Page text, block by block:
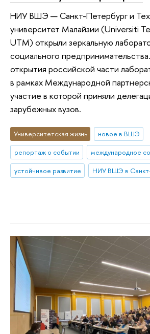
НИУ ВШЭ — Санкт-Петербург и
университет Малайзии (Universiti
UTM) открыли зеркальную
социального
открытия российской части
в рамках Международной
участие в которой приняли
зарубежных вузов.
Университетская жизнь
новое в ВШЭ
репортаж о событии
международное
устойчивое развитие
НИУ ВШЭ в